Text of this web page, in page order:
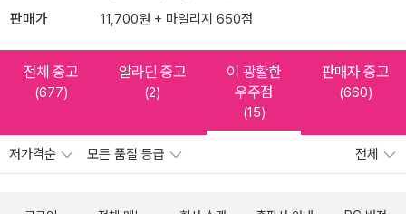
판매가 11,700원 + 마일리지 650점
전체 중고
(677)
알라딘 중고
(2)
이 광활한
우주점
(15)
판매자 중고
(660)
저가격순 모든 품질 등급 전체